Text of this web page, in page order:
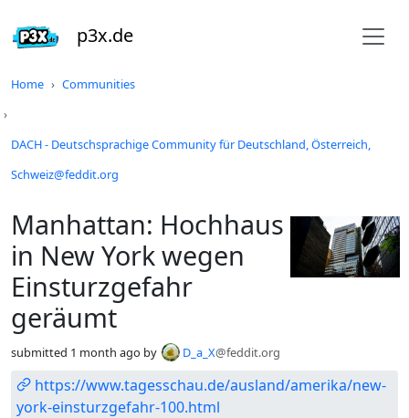
p3x.de
Home Communities
DACH - Deutschsprachige Community für Deutschland, Österreich,
Schweiz@feddit.org
Manhattan: Hochhaus
in New York wegen
Einsturzgefahr
geräumt
submitted 1 month ago by D_a_X@feddit.org
https://www.tagesschau.de/ausland/amerika/new-
york-einsturzgefahr-100.html
Do not click this